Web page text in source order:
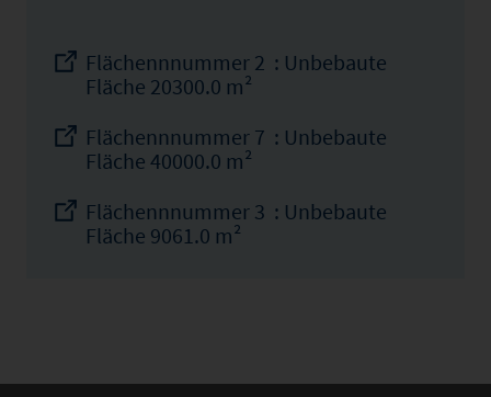
Flächennnummer 2 : Unbebaute
Fläche 20300.0 m²
Flächennnummer 7 : Unbebaute
Fläche 40000.0 m²
Flächennnummer 3 : Unbebaute
Fläche 9061.0 m²